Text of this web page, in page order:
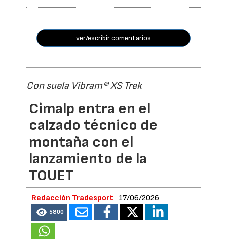
ver/escribir comentarios
Con suela Vibram® XS Trek
Cimalp entra en el
calzado técnico de
montaña con el
lanzamiento de la
TOUET
Redacción Tradesport 17/06/2026
5800